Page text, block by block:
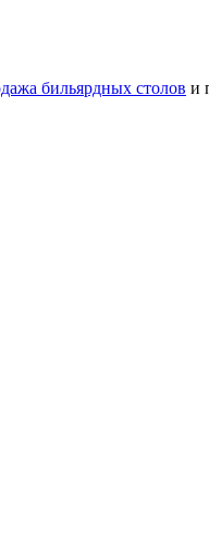
бильярдных столов и